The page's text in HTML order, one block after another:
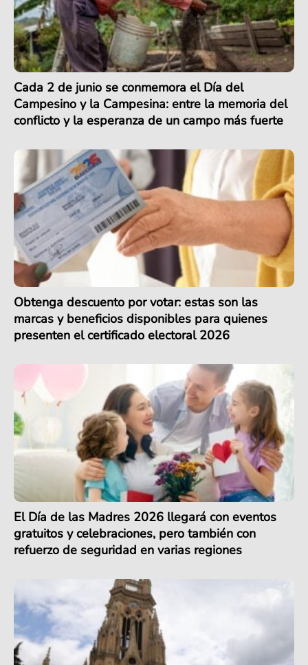
Cada 2 de junio se conmemora el Día del
Campesino y la Campesina: entre la memoria del
conflicto y la esperanza de un campo más fuerte
Obtenga descuento por votar: estas son las
marcas y beneficios disponibles para quienes
presenten el certificado electoral 2026
El Día de las Madres 2026 llegará con eventos
gratuitos y celebraciones, pero también con
refuerzo de seguridad en varias regiones